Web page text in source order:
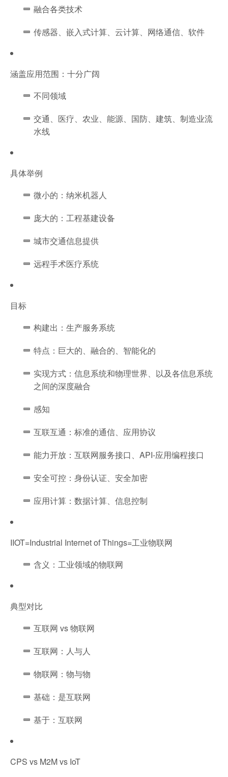
融合各类技术
传感器、嵌入式计算、云计算、网络通信、软件
涵盖应用范围：十分广阔
不同领域
交通、医疗、农业、能源、国防、建筑、制造业流
水线
具体举例
微小的：纳米机器人
庞大的：工程基建设备
城市交通信息提供
远程手术医疗系统
目标
构建出：生产服务系统
特点：巨大的、融合的、智能化的
实现方式：信息系统和物理世界、以及各信息系统
之间的深度融合
感知
互联互通：标准的通信、应用协议
能力开放：互联网服务接口、API-应用编程接口
安全可控：身份认证、安全加密
应用计算：数据计算、信息控制
IIOT=Industrial Internet of Things=工业物联网
含义：工业领域的物联网
典型对比
互联网 vs 物联网
互联网：人与人
物联网：物与物
基础：是互联网
基于：互联网
CPS vs M2M vs IoT